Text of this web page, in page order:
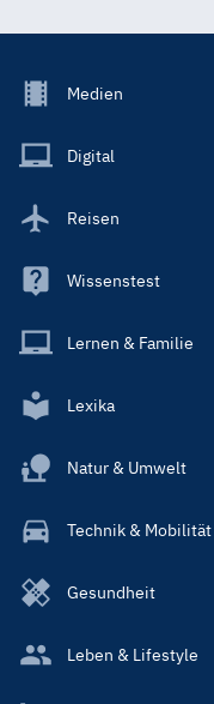
Footer
Main
Medien
Digital
Reisen
Wissenstest
Lernen & Familie
Lexika
Natur & Umwelt
Technik & Mobilität
Gesundheit
Leben & Lifestyle